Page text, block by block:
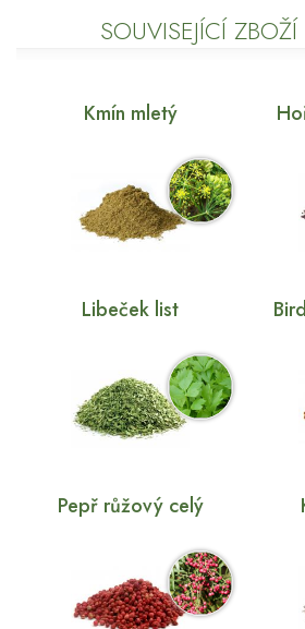
SOUVISEJÍCÍ ZBOŽÍ
Kmín mletý
Libeček list
Pepř růžový celý